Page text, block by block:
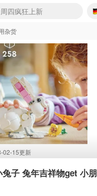
促开抢！
四疯狂上新
&OtherStories大促
75折 随时失效
独家85折
Camper额外叠85折
莱闪促！每日更新
囤！5折起+叠9折
仅€192
杂货
02-15更新
子 兔年吉祥物get 小